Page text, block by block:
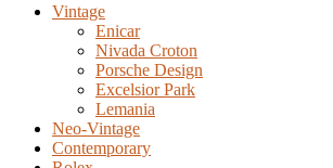
Vintage
Enicar
Nivada Croton
Porsche Design
Excelsior Park
Lemania
Neo-Vintage
Contemporary